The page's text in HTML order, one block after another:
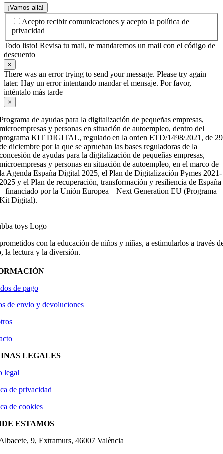
¡Vamos allá!
Acepto recibir comunicaciones y acepto la política de
privacidad
Todo listo! Revisa tu mail, te mandaremos un mail con el código de
descuento
×
There was an error trying to send your message. Please try again
later. Hay un error intentando mandar el mensaje. Por favor,
inténtalo más tarde
×
Programa de ayudas para la digitalización de pequeñas empresas,
microempresas y personas en situación de autoempleo, dentro del
programa KIT DIGITAL, regulado en la orden ETD/1498/2021, de 29
de diciembre por la que se aprueban las bases reguladoras de la
concesión de ayudas para la digitalización de pequeñas empresas,
microempresas y personas en situación de autoempleo, en el marco de
la Agenda España Digital 2025, el Plan de Digitalización Pymes 2021-
2025 y el Plan de recuperación, transformación y resiliencia de España
– financiado por la Unión Europea – Next Generation EU (Programa
Kit Digital).
con la educación de niños y niñas, a estimularlos a través
la lectura y la diversión.
de pago
de envío y devoluciones
LEGALES
legal
de privacidad
de cookies
ESTAMOS
9, Extramurs, 46007 València